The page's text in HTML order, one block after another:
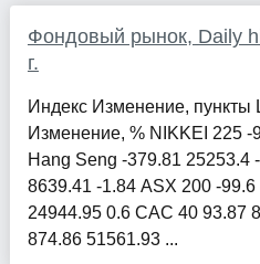
Фондовый рынок, Daily
г.
Индекс Изменение, пункты
Изменение, % NIKKEI 225 -
Hang Seng -379.81 25253.4
8639.41 -1.84 ASX 200 -
24944.95 0.6 CAC 40 93.87
874.86 51561.93 ...